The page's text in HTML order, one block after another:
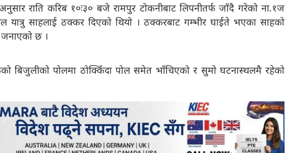
अनुसार राति करिब १०ः३० बजे रामपुर टोकनीबाट लिपनीतर्फ जाँदै गरेको ना.१ज
यात्रु साहलाई ठक्कर दिएको थियो । ठक्करबाट गम्भीर घाईते भएका साहको
छ ।
बिजुलीको पोलमा ठोक्किँदा पोल समेत भाँचिएको र सुमो घटनास्थलमै रहेको